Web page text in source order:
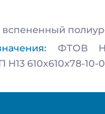
вспененный
ФТОВ
610x610x78-10-